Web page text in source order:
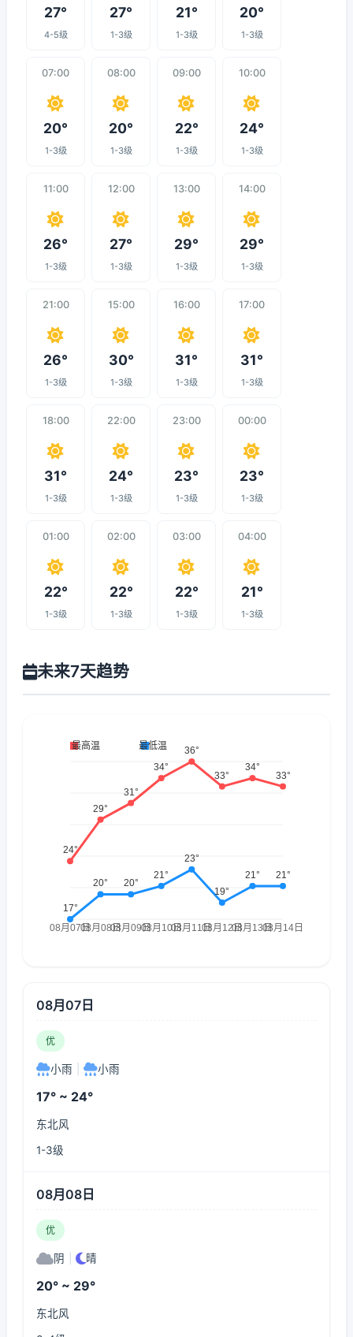
27°
4-5级
27°
1-3级
21°
1-3级
20°
1-3级
07:00
20°
1-3级
08:00
20°
1-3级
09:00
22°
1-3级
10:00
24°
1-3级
11:00
26°
1-3级
12:00
27°
1-3级
13:00
29°
1-3级
14:00
29°
1-3级
21:00
26°
1-3级
15:00
30°
1-3级
16:00
31°
1-3级
17:00
31°
1-3级
18:00
31°
1-3级
22:00
24°
1-3级
23:00
23°
1-3级
00:00
23°
1-3级
01:00
22°
1-3级
02:00
22°
1-3级
03:00
22°
1-3级
04:00
21°
1-3级
未来7天趋势
08月07日
优
小雨 小雨
17° ~ 24°
东北风
1-3级
08月08日
优
阴 晴
20° ~ 29°
东北风